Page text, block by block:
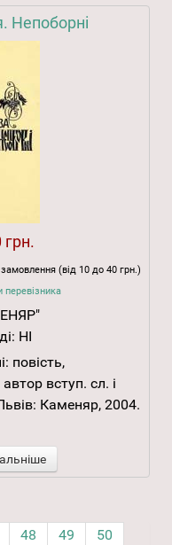
Непоборні
грн.
(від 10 до 40 грн.)
НІ
повість,
вступ. сл. і
Каменяр, 2004.
48 49
50